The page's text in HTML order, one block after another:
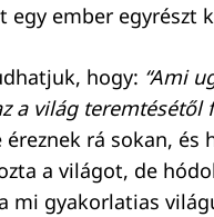
ember egyrészt
hogy: “Ami
a világ
éreznek rá sokan,
a világot, de
mi gyakorlatias